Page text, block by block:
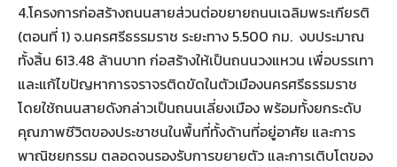
4.โครงการก่อสร้างถนนสายส่วนต่อขยายถนนเฉลิมพระเกียรติ
(ตอนที่ 1) จ.นครศรีธรรมราช ระยะทาง 5.500 กม. งบประมาณ
ทั้งสิ้น 613.48 ล้านบาท ก่อสร้างให้เป็นถนนวงแหวน เพื่อบรรเทา
และแก้ไขปัญหาการจราจรติดขัดในตัวเมืองนครศรีธรรมราช
โดยใช้ถนนสายดังกล่าวเป็นถนนเลี่ยงเมือง พร้อมทั้งยกระดับ
คุณภาพชีวิตของประชาชนในพื้นที่ทั้งด้านที่อยู่อาศัย และการ
พาณิชยกรรม ตลอดจนรองรับการขยายตัว และการเติบโตของ